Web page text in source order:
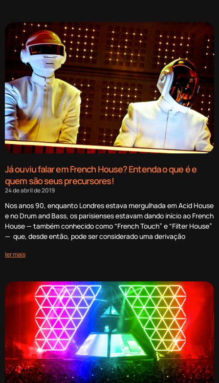
Já ouviu falar em French House? Entenda o que é e
quem são seus precursores!
24 de abril de 2019
Nos anos 90, enquanto Londres estava mergulhada em Acid House
e no Drum and Bass, os parisienses estavam dando início ao French
House — também conhecido como “French Touch” e “Filter House”
— que, desde então, pode ser considerado uma derivação
ler mais